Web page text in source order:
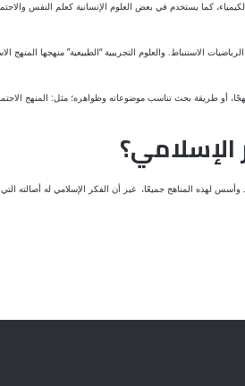
كما يستخدم في بعض العلوم الإنسانية كعلم النفس
الاستنباط. والعلوم التجريبية “الطبيعية” منهجها المنهج
أو طريقة بحث تناسب موضوعاته وظواهره؛ مثل: المنهج
لهذه المناهج جميعًا، غير أن الفكر الإسلامي له أصالته